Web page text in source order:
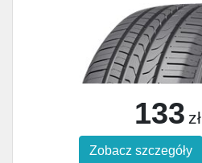
133 zł
Zobacz szczegóły